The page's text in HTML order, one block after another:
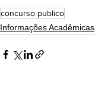
concurso publico
Informações Acadêmicas